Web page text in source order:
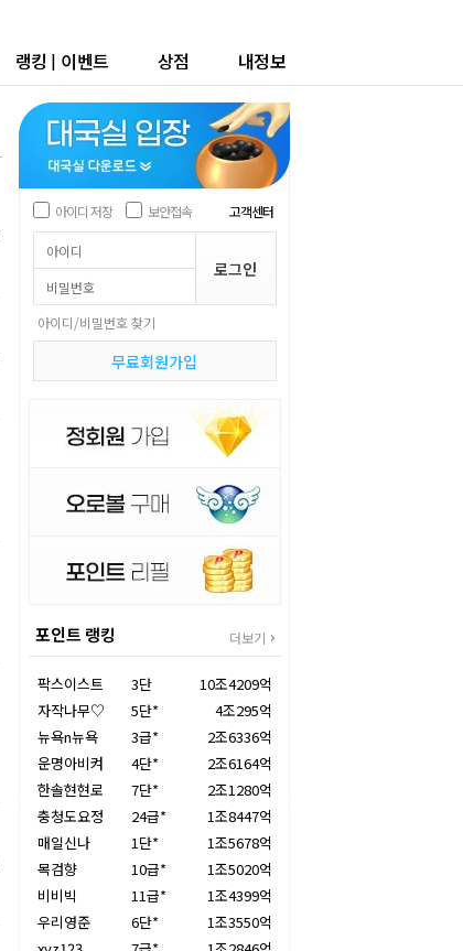
랭킹 | 이벤트 상점 내정보
아이디 저장 보안접속 고객센터
아이디/비밀번호 찾기
무료회원가입
포인트 랭킹 더보기
팍스이스트 3단
10조4209억
자작나무♡
5단*
4조295억
뉴욕n뉴욕
3급*
2조6336억
운명아비켜
4단*
2조6164억
한솔현현로
7단*
2조1280억
충청도요정
24급*
1조8447억
매일신나
1단*
1조5678억
목검향
10급*
1조5020억
비비빅
11급*
1조4399억
우리영준
6단*
1조3550억